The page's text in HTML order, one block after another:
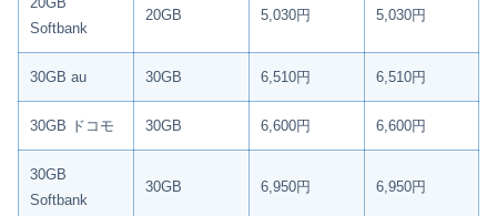
Softbank
20GB 5,030円 5,030円
30GB au 30GB 6,510円 6,510円
30GB ドコモ 30GB 6,600円 6,600円
30GB
Softbank
30GB 6,950円 6,950円